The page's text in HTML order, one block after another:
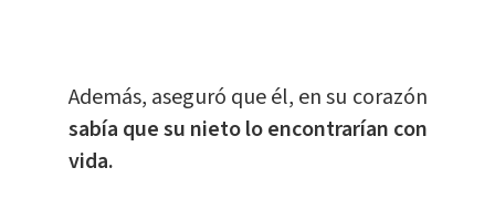
Además, aseguró que él, en su corazón
sabía que su nieto lo encontrarían con
vida.